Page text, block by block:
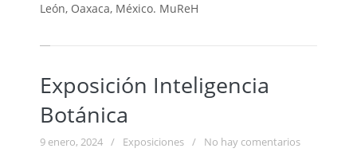
León, Oaxaca, México. MuReH
Exposición Inteligencia
Botánica
9 enero, 2024 / Exposiciones / No hay comentarios